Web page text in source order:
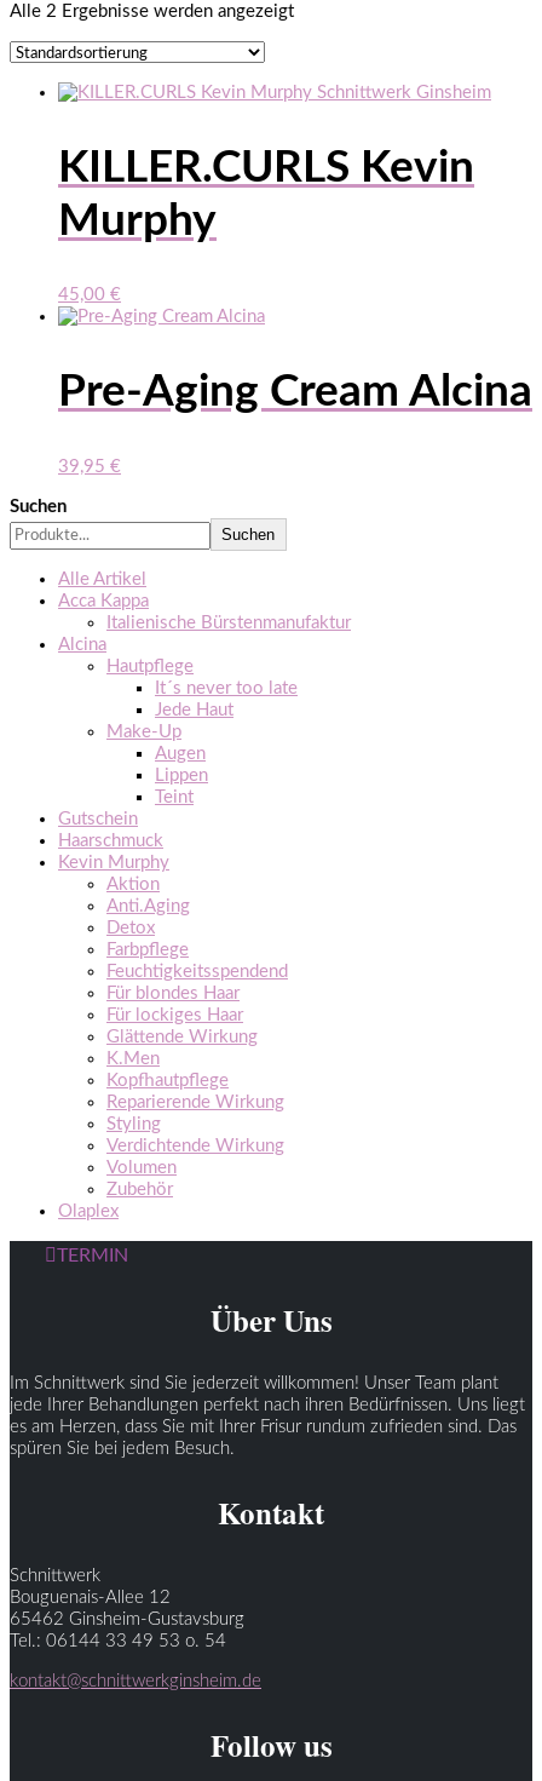
Alle 2 Ergebnisse werden angezeigt
KILLER.CURLS Kevin
Murphy
45,00 €
Pre-Aging Cream Alcina
39,95 €
Suchen
Suchen
Alle Artikel
Acca Kappa
Italienische Bürstenmanufaktur
Alcina
Hautpflege
It´s never too late
Jede Haut
Make-Up
Augen
Lippen
Teint
Gutschein
Haarschmuck
Kevin Murphy
Aktion
Anti.Aging
Detox
Farbpflege
Feuchtigkeitsspendend
Für blondes Haar
Für lockiges Haar
Glättende Wirkung
K.Men
Kopfhautpflege
Reparierende Wirkung
Styling
Verdichtende Wirkung
Volumen
Zubehör
Olaplex
TERMIN
Über Uns
Im Schnittwerk sind Sie jederzeit willkommen! Unser Team plant
jede Ihrer Behandlungen perfekt nach ihren Bedürfnissen. Uns liegt
es am Herzen, dass Sie mit Ihrer Frisur rundum zufrieden sind. Das
spüren Sie bei jedem Besuch.
Kontakt
Schnittwerk
Bouguenais-Allee 12
65462 Ginsheim-Gustavsburg
Tel.: 06144 33 49 53 o. 54
kontakt@schnittwerkginsheim.de
Follow us